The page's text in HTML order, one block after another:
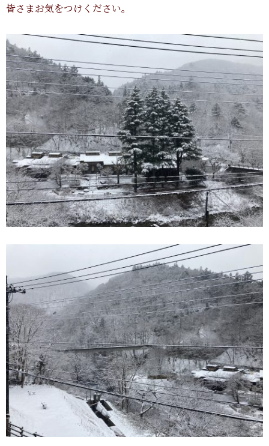
皆さまお気をつけください。